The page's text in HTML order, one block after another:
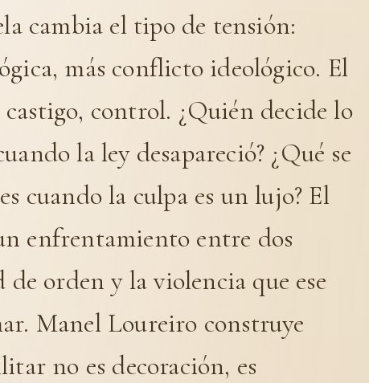
cambia el tipo de tensión:
más conflicto ideológico. El
control. ¿Quién decide lo
la ley desapareció? ¿Qué se
cuando la culpa es un lujo? El
enfrentamiento entre dos
de orden y la violencia que ese
Manel Loureiro construye
no es decoración, es